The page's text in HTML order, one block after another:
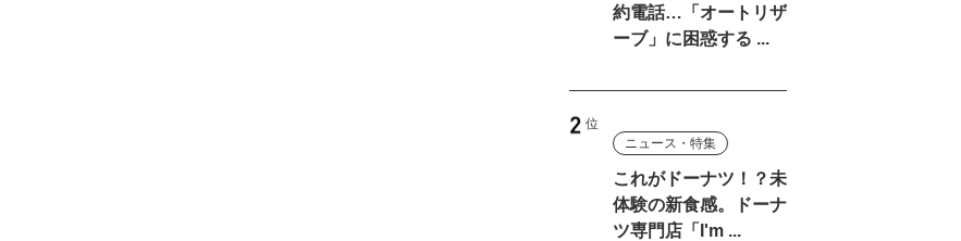
約電話…「オートリザ
ーブ」に困惑する ...
ニュース・特集
これがドーナツ！？未
体験の新食感。ドーナ
ツ専門店「I'm ...